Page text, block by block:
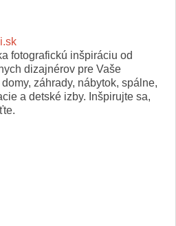
fotografickú inšpiráciu od
dizajnérov pre Vaše
záhrady, nábytok, spálne,
a detské izby. Inšpirujte sa,